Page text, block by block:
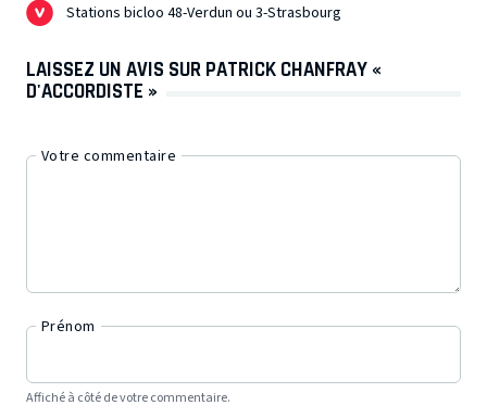
Stations bicloo 48-Verdun ou 3-Strasbourg
LAISSEZ UN AVIS SUR PATRICK CHANFRAY «
D'ACCORDISTE »
Votre commentaire
Prénom
Affiché à côté de votre commentaire.